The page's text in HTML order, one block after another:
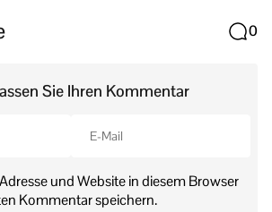
0
Sie Ihren Kommentar
und Website in diesem Browser
Kommentar speichern.